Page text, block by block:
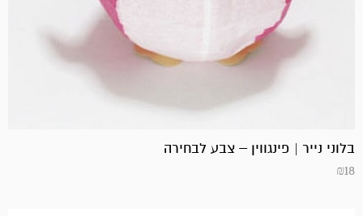
בלוני נייר | פינגווין – צבע לבחירה
₪18